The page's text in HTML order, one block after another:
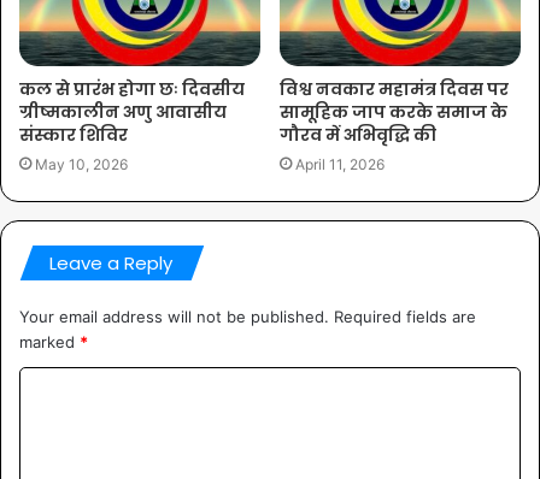
कल से प्रारंभ होगा छः दिवसीय
ग्रीष्मकालीन अणु आवासीय
संस्कार शिविर
May 10, 2026
विश्व नवकार महामंत्र दिवस पर
सामूहिक जाप करके समाज के
गौरव में अभिवृद्धि की
April 11, 2026
Leave a Reply
Your email address will not be published. Required fields are
marked *